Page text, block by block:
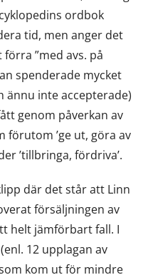
ordbok
tid, men anger det
”med avs. på
spenderade mycket
ännu inte accepterade)
genom påverkan av
förutom ’ge ut, göra av
’tillbringa, fördriva’.
där det står att Linn
försäljningen av
helt jämförbart fall. I
12 upplagan av
kom ut för mindre